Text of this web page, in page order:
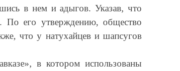
в нем и адыгов. Указав, что
По его утверждению, общество
что у натухайцев и шапсугов
в котором использованы